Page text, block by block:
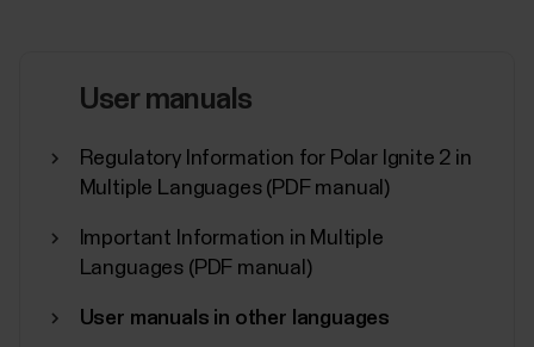
User manuals
Regulatory Information for Polar Ignite 2 in
Multiple Languages (PDF manual)
Important Information in Multiple
Languages (PDF manual)
User manuals in other languages